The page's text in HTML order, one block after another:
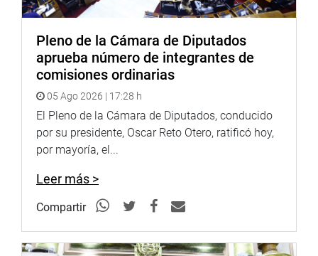
Al inicio de la sesión, los congresistas Víctor Andrés
doble función con la que asistía el abogado Ricardo
Quijano a pedido de Acuña.
asistía en calidad de funcionario de esa entidad y ya no
como su abogado.
CENTRO DE NOTICIAS
PRENSA-CONGRESO 11-5-18
Pleno de la Cámara de Diputados
aprueba número de integrantes de
comisiones ordinarias
05 Ago 2026 | 17:28 h
El Pleno de la Cámara de Diputados, conducido
por su presidente, Oscar Reto Otero, ratificó hoy,
por mayoría, el...
Leer más >
Compartir